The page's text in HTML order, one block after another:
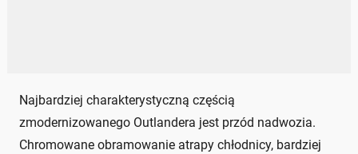
Najbardziej charakterystyczną częścią
zmodernizowanego Outlandera jest przód nadwozia.
Chromowane obramowanie atrapy chłodnicy, bardziej